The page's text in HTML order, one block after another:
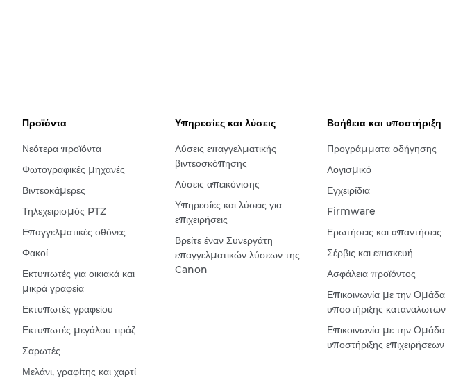
Προϊόντα
Νεότερα προϊόντα
Φωτογραφικές μηχανές
Βιντεοκάμερες
Τηλεχειρισμός PTZ
Επαγγελματικές οθόνες
Φακοί
Εκτυπωτές για οικιακά και
μικρά γραφεία
Εκτυπωτές γραφείου
Εκτυπωτές μεγάλου τιράζ
Σαρωτές
Μελάνι, γραφίτης και χαρτί
Υπηρεσίες και λύσεις
Λύσεις επαγγελματικής
βιντεοσκόπησης
Λύσεις απεικόνισης
Υπηρεσίες και λύσεις για
επιχειρήσεις
Βρείτε έναν Συνεργάτη
επαγγελματικών λύσεων της
Canon
Βοήθεια και υποστήριξη
Προγράμματα οδήγησης
Λογισμικό
Εγχειρίδια
Firmware
Ερωτήσεις και απαντήσεις
Σέρβις και επισκευή
Ασφάλεια προϊόντος
Επικοινωνία με την Ομάδα
υποστήριξης καταναλωτών
Επικοινωνία με την Ομάδα
υποστήριξης επιχειρήσεων